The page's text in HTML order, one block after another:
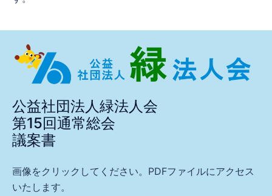
公益社団法人緑法人会
第15回通常総会
議案書
画像をクリックしてください。PDFファイルにアクセス
いたします。